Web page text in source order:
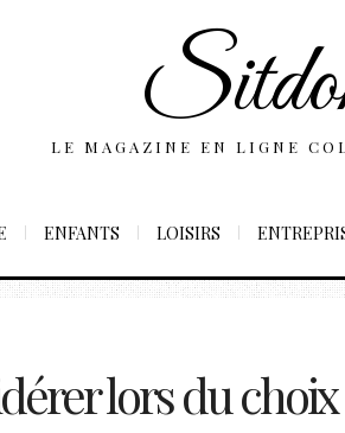
LE MAGAZINE EN LIGNE
ENFANTS LOISIRS
lors du choix